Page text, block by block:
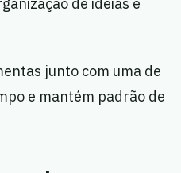
de ideias e
junto com uma de
e mantém padrão de